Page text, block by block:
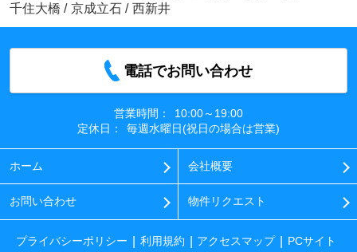
千住大橋 / 京成立石 / 西新井
電話でお問い合わせ
営業時間：
10:00～19:00
定休日：
毎週水曜日(祝日の場合は営業)
ホーム 会社概要
お問い合わせ 物件リクエスト
プライバシーポリシー 利用規約 アクセスマップ PCサイト